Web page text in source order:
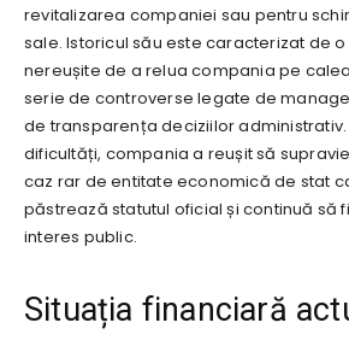
revitalizarea companiei sau pentru
sale. Istoricul său este caracterizat de
nereușite de a relua compania pe
serie de controverse legate de
de transparența deciziilor
dificultăți, compania a reușit să
caz rar de entitate economică de stat
păstrează statutul oficial și continuă să
interes public.
Situația financiară